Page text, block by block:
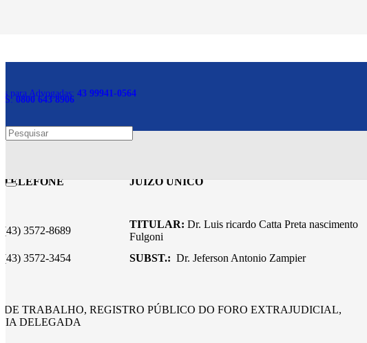
para Advogadas: 43 99941-0564
0800 643 8906 Fórum de Primeiro de Maio
TELEFONE JUÍZO ÚNICO
(43) 3572-8689
TITULAR: Dr. Luis ricardo Catta Preta nascimento
Fulgoni
(43) 3572-3454 SUBST.: Dr. Jeferson Antonio Zampier
TRABALHO, REGISTRO PÚBLICO DO FORO EXTRAJUDICIAL,
DELEGADA